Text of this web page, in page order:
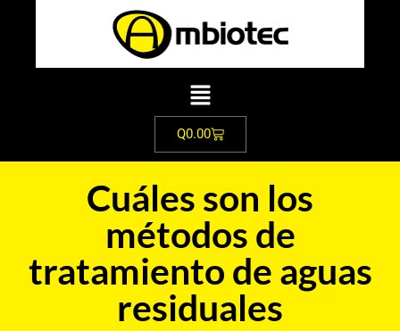
Q0.00
Cuáles son los
métodos de
tratamiento de aguas
residuales